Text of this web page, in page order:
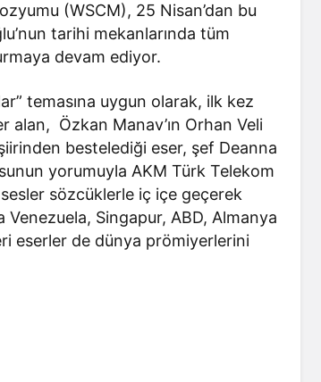
(WSCM), 25 Nisan’dan bu
tarihi mekanlarında tüm
devam ediyor.
temasına uygun olarak, ilk kez
alan, Özkan Manav’ın Orhan Veli
bestelediği eser, şef Deanna
yorumuyla AKM Türk Telekom
sözcüklerle iç içe geçerek
Venezuela, Singapur, ABD, Almanya
eserler de dünya prömiyerlerini